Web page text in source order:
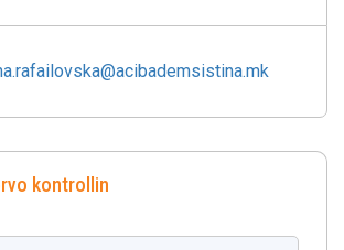
kontrollin